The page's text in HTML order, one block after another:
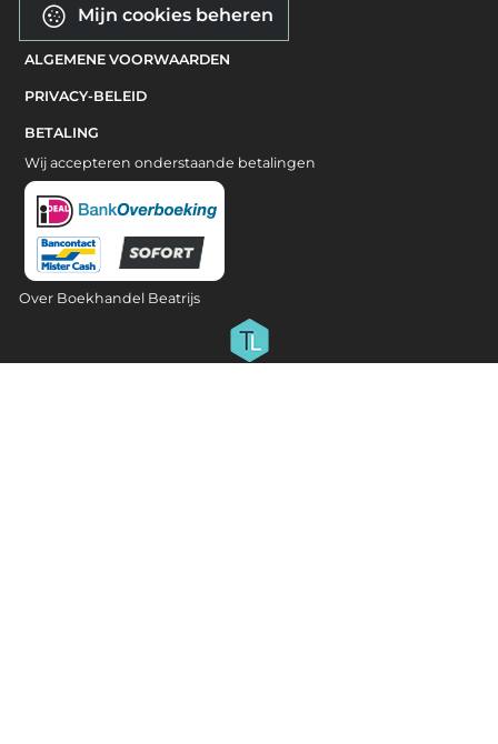
Mijn cookies beheren
ALGEMENE VOORWAARDEN
PRIVACY-BELEID
BETALING
Wij accepteren onderstaande betalingen
Over Boekhandel Beatrijs